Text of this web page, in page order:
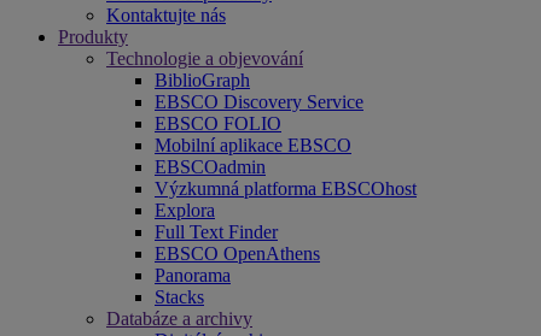
Kontaktujte nás
Produkty
Technologie a objevování
BiblioGraph
EBSCO Discovery Service
EBSCO FOLIO
Mobilní aplikace EBSCO
EBSCOadmin
Výzkumná platforma EBSCOhost
Explora
Full Text Finder
EBSCO OpenAthens
Panorama
Stacks
Databáze a archivy